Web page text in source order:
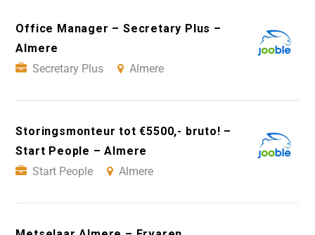
Office Manager – Secretary Plus –
Almere
Secretary Plus
Almere
Storingsmonteur tot €5500,- bruto! –
Start People – Almere
Start People
Almere